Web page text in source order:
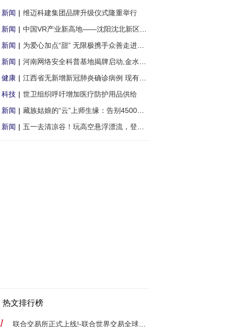
新闻 | 维迈科建集团品牌升级仪式隆重举行
新闻 | 中国VR产业新高地——沈阳沈北新区VR科技城
新闻 | 为爱心加点“甜” 无限极携手众善走进长沙
新闻 | 河南网络安全科普基地揭牌启动,金水区网络
健康 | 江西省无新增新冠肺炎确诊病例 现有住院确
科技 | 世卫组织呼吁增加医疗防护用品供给
新闻 | 藏族姑娘的“云”上师生缘：告别4500米雪山
新闻 | 五一去清凉谷！玩高空悬浮漂流，登玻璃天桥
热文排行榜
1 联合交易所正式上线!-联合世界交易全球铸造数字交